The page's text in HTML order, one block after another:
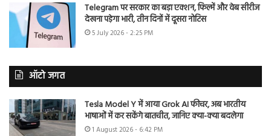
Telegram पर सरकार का बड़ा एक्शन, फिल्में और वेब सीरीज
देखना पड़ेगा भारी, तीन दिनों में दूसरा नोटिस
5 July 2026 - 2:25 PM
ऑटो जगत
Tesla Model Y में आया Grok AI फीचर, अब भारतीय
भाषाओं में कर सकेंगे बातचीत, जानिए क्या-क्या बदलेगा
1 August 2026 - 6:42 PM